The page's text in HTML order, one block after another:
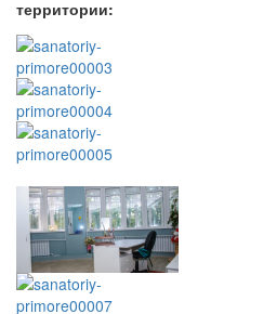
территории: